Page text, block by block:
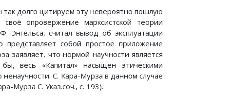
долго цитируем эту невероятно пошлую
опровержение марксистской теории
Энгельса, считал вывод об эксплуатации
собой простое приложение
заявляет, что нормой научности является
весь «Капитал» насыщен этическими
С. Кара-Мурза в данном случае
Мурза С. Указ.соч., с. 193).